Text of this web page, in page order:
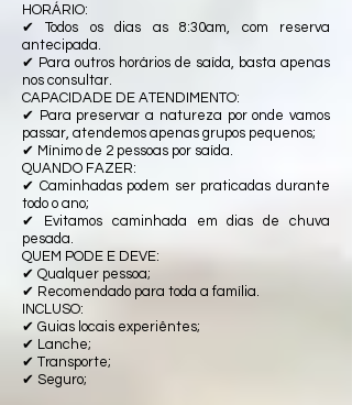
HORÁRIO:
✔ Todos os dias as 8:30am, com reserva
antecipada.
✔ Para outros horários de saída, basta apenas
nos consultar.
​CAPACIDADE DE ATENDIMENTO:
✔ Para preservar a natureza por onde vamos
passar, atendemos apenas grupos pequenos;
✔ Mínimo de 2 pessoas por saída.
​QUANDO FAZER:
✔ Caminhadas podem ser praticadas durante
todo o ano;
✔ Evitamos caminhada em dias de chuva
pesada.
​QUEM PODE E DEVE:
✔ Qualquer pessoa;
✔ Recomendado para toda a família.
INCLUSO:
✔ Guias locais experiêntes;
✔ Lanche;
✔ Transporte;
✔ Seguro;